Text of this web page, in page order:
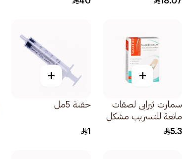
+
سمارت ثيرابى لصقات
مانعة للتسريب مشكل
لون بني 50قطعة
5.3
+
حقنة 5مل
1